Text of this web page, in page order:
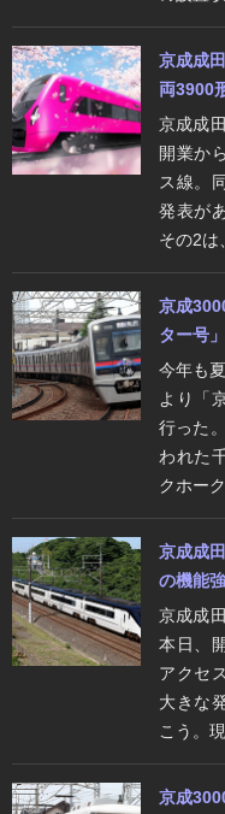
京成成
両3900
京成成
開業か
ス線。
発表が
その2は
京成
ター号
今年も
より「
行った
われた
クホー
京成成
の機能
京成成
本日、
アクセ
大きな
こう。
京成